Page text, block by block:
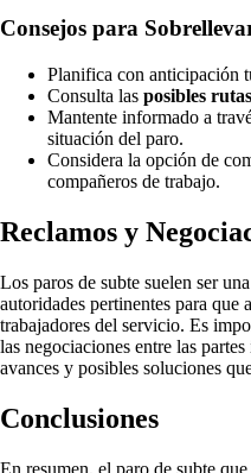
Consejos para
Planifica con anticipación
Consulta las posibles
Mantente informado a
situación del paro.
Considera la opción de
compañeros de trabajo.
Reclamos y
Los paros de subte suelen ser
autoridades pertinentes para que
trabajadores del servicio. Es
las negociaciones entre las
avances y posibles soluciones
Conclusiones
En resumen, el paro de subte